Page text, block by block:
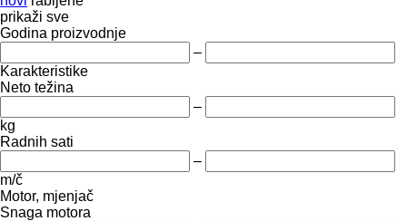
prikaži sve
Godina proizvodnje
–
Karakteristike
Neto težina
–
kg
Radnih sati
–
m/č
Motor, mjenjač
Snaga motora